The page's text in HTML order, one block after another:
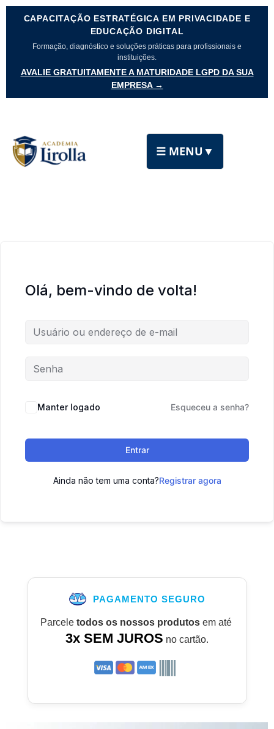
CAPACITAÇÃO ESTRATÉGICA EM PRIVACIDADE E
EDUCAÇÃO DIGITAL
Formação, diagnóstico e soluções práticas para profissionais e
instituições.
AVALIE GRATUITAMENTE A MATURIDADE LGPD DA SUA
EMPRESA →
☰ MENU ▼
Olá, bem-vindo de volta!
Manter logado Esqueceu a senha?
Entrar
Ainda não tem uma conta?Registrar agora
PAGAMENTO SEGURO
Parcele todos os nossos produtosem até
3x SEM JUROS no cartão.